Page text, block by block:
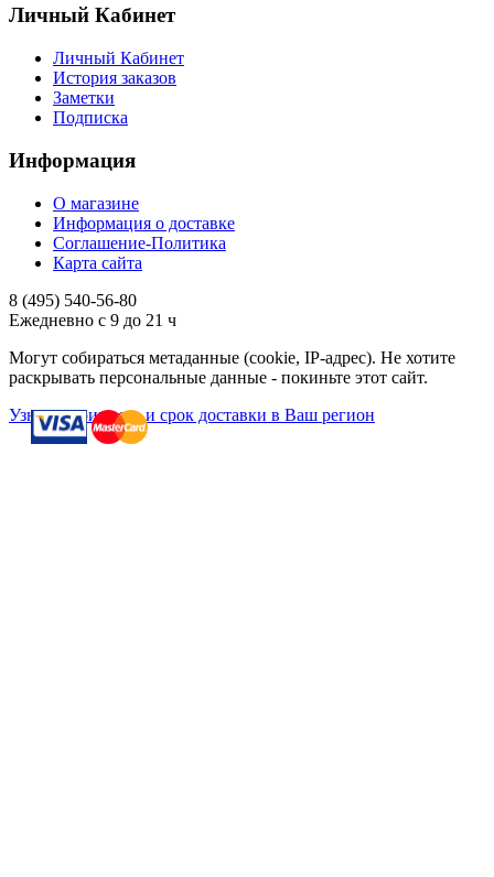
Личный Кабинет
Личный Кабинет
История заказов
Заметки
Подписка
Информация
О магазине
Информация о доставке
Соглашение-Политика
Карта сайта
8 (495) 540-56-80
Ежедневно с 9 до 21 ч
Могут собираться метаданные (cookie, IP-адрес). Не хотите
раскрывать персональные данные - покиньте этот сайт.
Узнать стоимость и срок доставки в Ваш регион